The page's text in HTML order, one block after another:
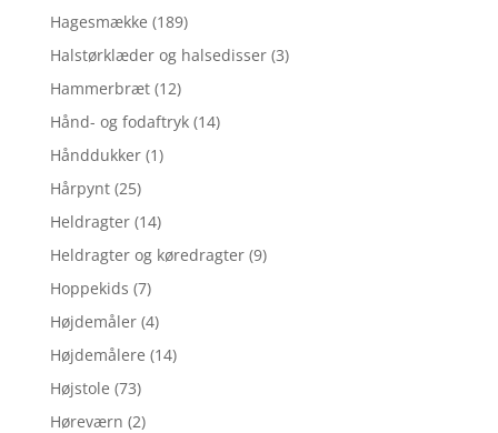
Hagesmække (189)
Halstørklæder og halsedisser (3)
Hammerbræt (12)
Hånd- og fodaftryk (14)
Hånddukker (1)
Hårpynt (25)
Heldragter (14)
Heldragter og køredragter (9)
Hoppekids (7)
Højdemåler (4)
Højdemålere (14)
Højstole (73)
Høreværn (2)